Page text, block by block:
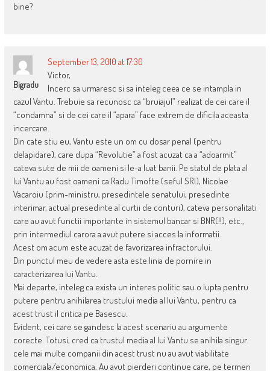
bine?
Bigradu
September 13, 2010 at 17:30
Victor,
Incerc sa urmaresc si sa inteleg ceea ce se intampla in
cazul Vantu. Trebuie sa recunosc ca “bruiajul” realizat de cei care il
“condamna” si de cei care il “apara” face extrem de dificila aceasta
incercare.
Din cate stiu eu, Vantu este un om cu dosar penal (pentru
delapidare), care dupa “Revolutie” a fost acuzat ca a “adoarmit”
cateva sute de mii de oameni si le-a luat banii. Pe statul de plata al
lui Vantu au fost oameni ca Radu Timofte (seful SRI), Nicolae
Vacaroiu (prim-ministru, presedintele senatului, presedinte
interimar, actual presedinte al curtii de conturi), cateva personalitati
care au avut functii importante in sistemul bancar si BNR(!!), etc.,
prin intermediul carora a avut putere si acces la informatii.
Acest om acum este acuzat de favorizarea infractorului.
Din punctul meu de vedere asta este linia de pornire in
caracterizarea lui Vantu.
Mai departe, inteleg ca exista un interes politic sau o lupta pentru
putere pentru anihilarea trustului media al lui Vantu, pentru ca
acest trust il critica pe Basescu.
Evident, cei care se gandesc la acest scenariu au argumente
corecte. Totusi, cred ca trustul media al lui Vantu se anihila singur:
cele mai multe companii din acest trust nu au avut viabilitate
comerciala/economica. Au avut pierderi continue care, pe termen